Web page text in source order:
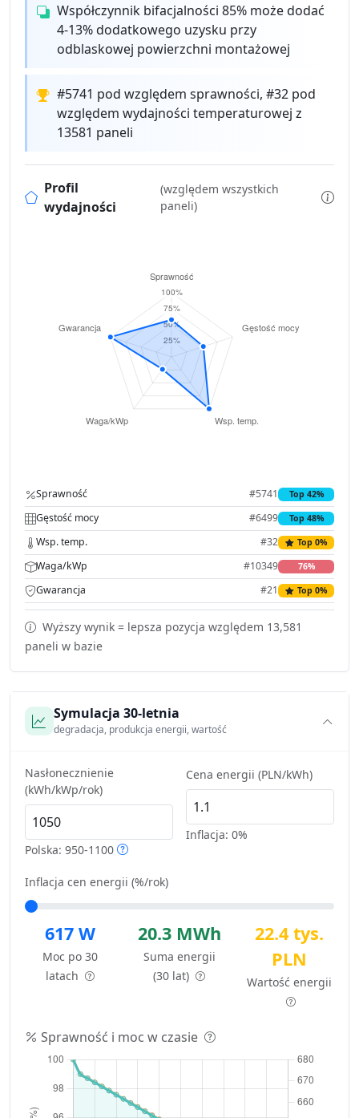
Współczynnik bifacjalności 85% może dodać
4-13% dodatkowego uzysku przy
odblaskowej powierzchni montażowej
#5741 pod względem sprawności, #32 pod
względem wydajności temperaturowej z
13581 paneli
Profil
wydajności
(względem wszystkich
paneli)
Sprawność #5741 Top 42%
Gęstość mocy #6499 Top 48%
Wsp. temp. #32 Top 0%
Waga/kWp #10349 76%
Gwarancja #21 Top 0%
Wyższy wynik = lepsza pozycja względem 13,581
paneli w bazie
Symulacja 30-letnia
degradacja, produkcja energii, wartość
Nasłonecznienie
(kWh/kWp/rok)
Polska: 950-1100
Cena energii (PLN/kWh)
Inflacja: 0%
Inflacja cen energii (%/rok)
617 W
Moc po 30
latach
20.3 MWh
Suma energii
(30 lat)
22.4 tys.
PLN
Wartość energii
Sprawność i moc w czasie